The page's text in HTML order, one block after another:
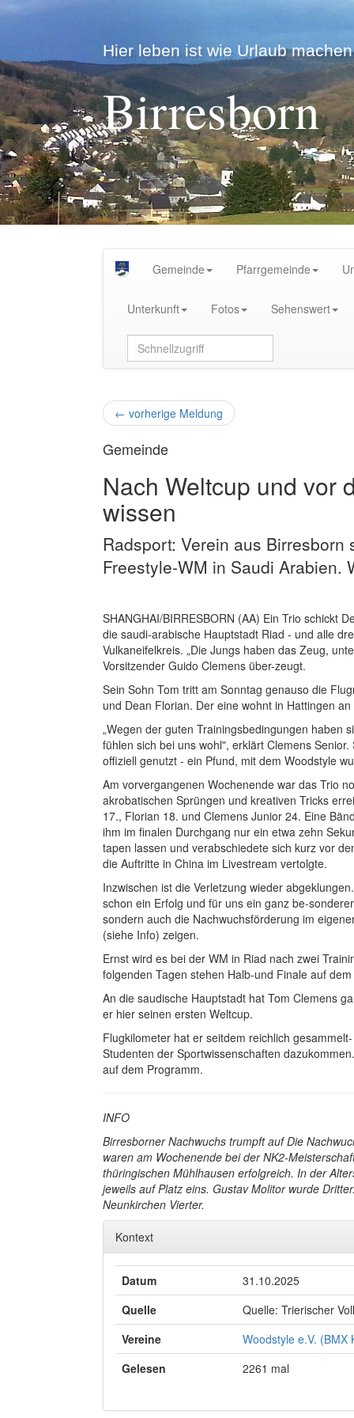
Hier leben ist wie Urlaub
Birresborn
Gemeinde Pfarrgemeinde
Unterkunft Fotos Sehenswert
← vorherige Meldung
Gemeinde
Nach Weltcup und vor
wissen
Radsport: Verein aus
Freestyle-WM in Saudi Arabien.
SHANGHAI/BIRRESBORN (AA) Ein Trio schickt
die saudi-arabische Hauptstadt Riad - und alle
Vulkaneifelkreis. „Die Jungs haben das Zeug,
Vorsitzender Guido Clemens über-zeugt.
Sein Sohn Tom tritt am Sonntag genauso die
und Dean Florian. Der eine wohnt in Hattingen
„Wegen der guten Trainingsbedingungen haben
fühlen sich bei uns wohl", erklärt Clemens
offiziell genutzt - ein Pfund, mit dem Woodstyle
Am vorvergangenen Wochenende war das Trio
akrobatischen Sprüngen und kreativen Tricks
17., Florian 18. und Clemens Junior 24. Eine
ihm im finalen Durchgang nur ein etwa zehn
tapen lassen und verabschiedete sich kurz vor
die Auftritte in China im Livestream vertolgte.
Inzwischen ist die Verletzung wieder
schon ein Erfolg und für uns ein ganz be-
sondern auch die Nachwuchsförderung im
(siehe Info) zeigen.
Ernst wird es bei der WM in Riad nach zwei
folgenden Tagen stehen Halb-und Finale auf
An die saudische Hauptstadt hat Tom Clemens
er hier seinen ersten Weltcup.
Flugkilometer hat er seitdem reichlich
Studenten der Sportwissenschaften
auf dem Programm.
INFO
Birresborner Nachwuchs trumpft auf Die
waren am Wochenende bei der NK2-
thüringischen Mühlhausen erfolgreich. In der
jeweils auf Platz eins. Gustav Molitor wurde
Neunkirchen Vierter.
Kontext
Datum
31.10.2025
Quelle
Quelle: Trierischer
Vereine
Woodstyle e.V. (BMX
Gelesen
2261 mal